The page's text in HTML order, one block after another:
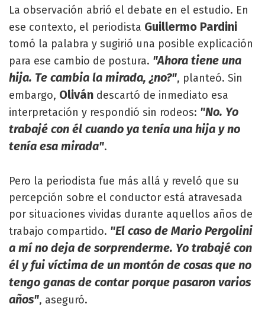
La observación abrió el debate en el estudio. En
ese contexto, el periodista Guillermo Pardini
tomó la palabra y sugirió una posible explicación
para ese cambio de postura. "Ahora tiene una
hija. Te cambia la mirada, ¿no?", planteó. Sin
embargo, Oliván descartó de inmediato esa
interpretación y respondió sin rodeos: "No. Yo
trabajé con él cuando ya tenía una hija y no
tenía esa mirada".
Pero la periodista fue más allá y reveló que su
percepción sobre el conductor está atravesada
por situaciones vividas durante aquellos años de
trabajo compartido. "El caso de Mario Pergolini
a mí no deja de sorprenderme. Yo trabajé con
él y fui víctima de un montón de cosas que no
tengo ganas de contar porque pasaron varios
años", aseguró.